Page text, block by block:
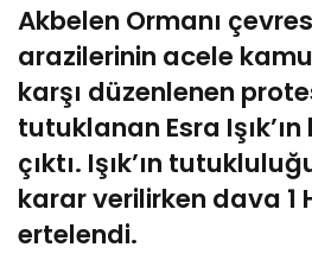
Akbelen Ormanı
arazilerinin acele
karşı düzenlenen
tutuklanan Esra
çıktı. Işık’ın
karar verilirken dava 1
ertelendi.